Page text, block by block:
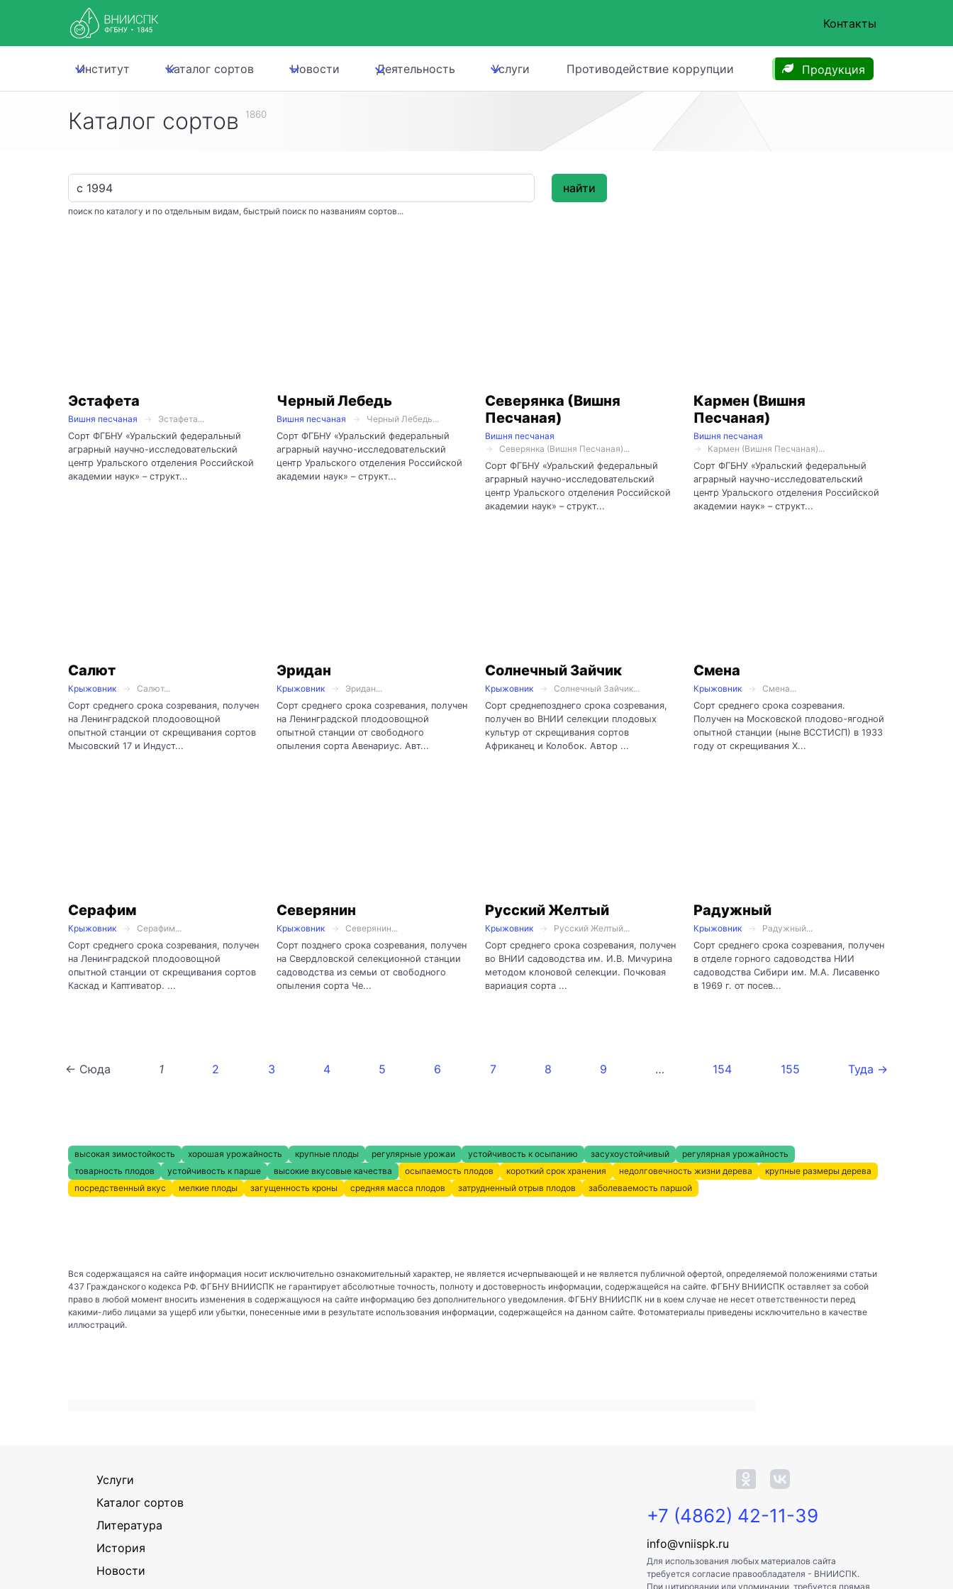
Контакты
Институт Каталог сортов Новости Деятельность Услуги Противодействие коррупции Продукция
Каталог сортов 1860
поиск по каталогу и по отдельным видам, быстрый поиск по названиям сортов...
найти
Эстафета
Вишня песчаная
Эстафета...
Сорт ФГБНУ «Уральский федеральный
аграрный научно-исследовательский
центр Уральского отделения Российской
академии наук» – структ...
Черный Лебедь
Вишня песчаная
Черный Лебедь...
Сорт ФГБНУ «Уральский федеральный
аграрный научно-исследовательский
центр Уральского отделения Российской
академии наук» – структ...
Северянка (Вишня
Песчаная)
Вишня песчаная
Северянка (Вишня Песчаная)...
Сорт ФГБНУ «Уральский федеральный
аграрный научно-исследовательский
центр Уральского отделения Российской
академии наук» – структ...
Кармен (Вишня
Песчаная)
Вишня песчаная
Кармен (Вишня Песчаная)...
Сорт ФГБНУ «Уральский федеральный
аграрный научно-исследовательский
центр Уральского отделения Российской
академии наук» – структ...
Салют
Крыжовник
Салют...
Сорт среднего срока созревания, получен
на Ленинградской плодоовощной
опытной станции от скрещивания сортов
Мысовский 17 и Индуст...
Эридан
Крыжовник
Эридан...
Сорт среднего срока созревания, получен
на Ленинградской плодоовощной
опытной станции от свободного
опыления сорта Авенариус. Авт...
Солнечный Зайчик
Крыжовник
Солнечный Зайчик...
Сорт среднепозднего срока созревания,
получен во ВНИИ селекции плодовых
культур от скрещивания сортов
Африканец и Колобок. Автор ...
Смена
Крыжовник
Смена...
Сорт среднего срока созревания.
Получен на Московской плодово-ягодной
опытной станции (ныне ВССТИСП) в 1933
году от скрещивания Х...
Серафим
Крыжовник
Серафим...
Сорт среднего срока созревания, получен
на Ленинградской плодоовощной
опытной станции от скрещивания сортов
Каскад и Каптиватор. ...
Северянин
Крыжовник
Северянин...
Сорт позднего срока созревания, получен
на Свердловской селекционной станции
садоводства из семьи от свободного
опыления сорта Че...
Русский Желтый
Крыжовник
Русский Желтый...
Сорт среднего срока созревания, получен
во ВНИИ садоводства им. И.В. Мичурина
методом клоновой селекции. Почковая
вариация сорта ...
Радужный
Крыжовник
Радужный...
Сорт среднего срока созревания, получен
в отделе горного садоводства НИИ
садоводства Сибири им. М.А. Лисавенко
в 1969 г. от посев...
← Сюда 1 2 3 4 5 6 7 8 9 … 154 155 Туда →
высокая зимостойкость хорошая урожайность крупные плоды регулярные урожаи устойчивость к осыпанию засухоустойчивый
регулярная урожайность
товарность плодов
устойчивость к парше высокие вкусовые качества осыпаемость плодов короткий срок хранения недолговечность жизни дерева
крупные размеры дерева
посредственный вкус
мелкие плоды загущенность кроны средняя масса плодов затрудненный отрыв плодов заболеваемость паршой
Вся содержащаяся на сайте информация носит исключительно ознакомительный характер, не является исчерпывающей и не является публичной офертой, определяемой положениями статьи
437 Гражданского кодекса РФ. ФГБНУ ВНИИСПК не гарантирует абсолютные точность, полноту и достоверность информации, содержащейся на сайте. ФГБНУ ВНИИСПК оставляет за собой
право в любой момент вносить изменения в содержащуюся на сайте информацию без дополнительного уведомления. ФГБНУ ВНИИСПК ни в коем случае не несет ответственности перед
какими-либо лицами за ущерб или убытки, понесенные ими в результате использования информации, содержащейся на данном сайте. Фотоматериалы приведены исключительно в качестве
иллюстраций.
Услуги
Каталог сортов
Литература
История
Новости
+7 (4862) 42-11-39
info@vniispk.ru
Для использования любых материалов сайта
требуется согласие правообладателя - ВНИИСПК.
При цитировании или упоминании, требуется прямая